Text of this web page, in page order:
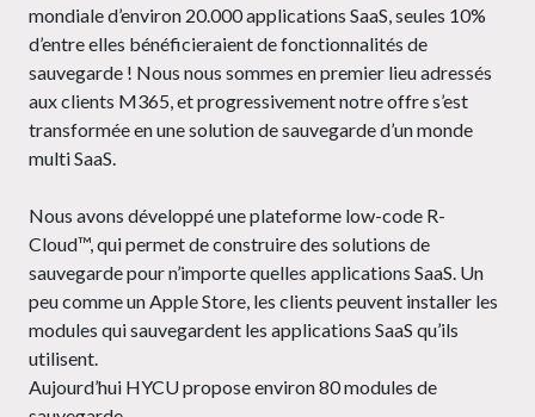
mondiale d’environ 20.000 applications SaaS, seules 10%
d’entre elles bénéficieraient de fonctionnalités de
sauvegarde ! Nous nous sommes en premier lieu adressés
aux clients M365, et progressivement notre offre s’est
transformée en une solution de sauvegarde d’un monde
multi SaaS.
Nous avons développé une plateforme low-code R-
Cloud™, qui permet de construire des solutions de
sauvegarde pour n’importe quelles applications SaaS. Un
peu comme un Apple Store, les clients peuvent installer les
modules qui sauvegardent les applications SaaS qu’ils
utilisent.
Aujourd’hui HYCU propose environ 80 modules de